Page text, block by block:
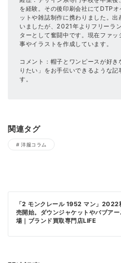
を経験。その後印刷会社にてDTP
ットや雑誌制作に携わりました。
いましたが、2021年よりフリーラ
ターとして奮闘中です。現在ファ
事やイラストを作成しています。
コメント：帽子とワンピースが好
りたい」をお手伝いできるような記
す。
関連タグ
洋服コラム
稿
ナ
ビ
ゲ
「2 モンクレール 1952 マン」2022
売開始。ダウンジャケットやバブア
場｜ブランド買取専門店LIFE